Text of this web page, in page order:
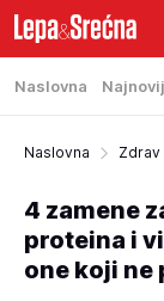
Naslovna
Naslovna
4 zamene
proteina i
one koji ne